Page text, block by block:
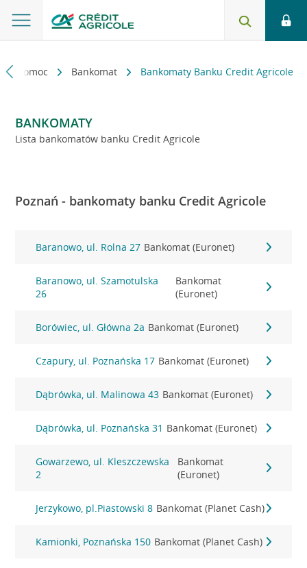
i pomoc Bankomat Bankomaty Banku Credit Agricole
BANKOMATY
Lista bankomatów banku Credit Agricole
Poznań - bankomaty banku Credit Agricole
Baranowo, ul. Rolna 27 Bankomat (Euronet)
Baranowo, ul. Szamotulska
26
Bankomat
(Euronet)
Borówiec, ul. Główna 2a Bankomat (Euronet)
Czapury, ul. Poznańska 17 Bankomat (Euronet)
Dąbrówka, ul. Malinowa 43 Bankomat (Euronet)
Dąbrówka, ul. Poznańska 31 Bankomat (Euronet)
Gowarzewo, ul. Kleszczewska
2
Bankomat
(Euronet)
Jerzykowo, pl.Piastowski 8 Bankomat (Planet Cash)
Kamionki, Poznańska 150 Bankomat (Planet Cash)